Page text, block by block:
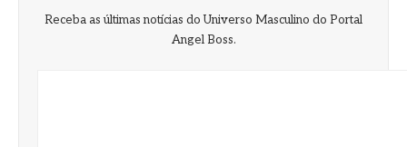
Receba as últimas notícias do Universo Masculino do Portal
Angel Boss.